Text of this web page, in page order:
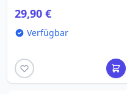
29,90 €
Verfügbar